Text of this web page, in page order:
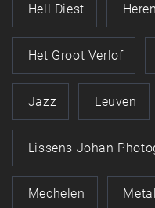
Hell Diest
Het Groot Verlof
Jazz Leuven
Lissens Johan
Mechelen Metal